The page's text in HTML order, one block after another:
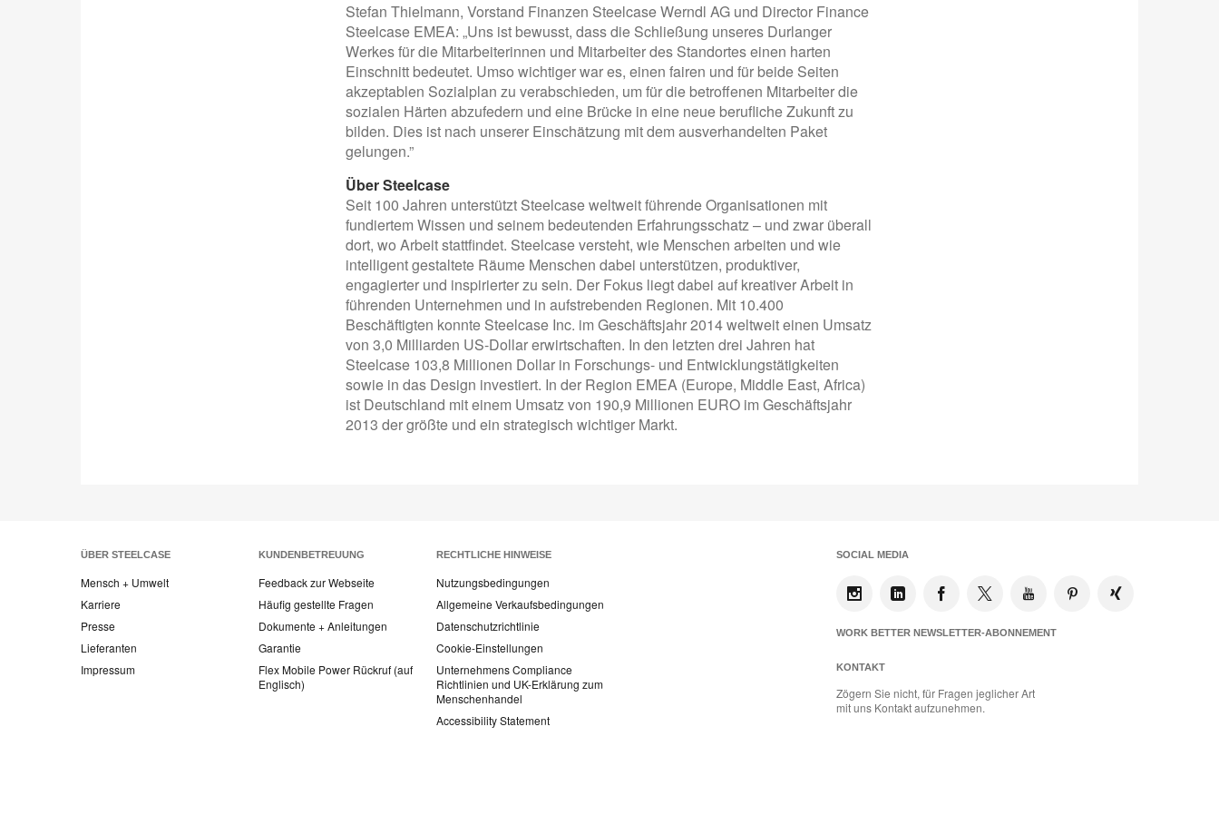
Stefan Thielmann, Vorstand Finanzen Steelcase Werndl AG und Director Finance
Steelcase EMEA: „Uns ist bewusst, dass die Schließung unseres Durlanger
Werkes für die Mitarbeiterinnen und Mitarbeiter des Standortes einen harten
Einschnitt bedeutet. Umso wichtiger war es, einen fairen und für beide Seiten
akzeptablen Sozialplan zu verabschieden, um für die betroffenen Mitarbeiter die
sozialen Härten abzufedern und eine Brücke in eine neue berufliche Zukunft zu
bilden. Dies ist nach unserer Einschätzung mit dem ausverhandelten Paket
gelungen.”
Über Steelcase
Seit 100 Jahren unterstützt Steelcase weltweit führende Organisationen mit
fundiertem Wissen und seinem bedeutenden Erfahrungsschatz – und zwar überall
dort, wo Arbeit stattfindet. Steelcase versteht, wie Menschen arbeiten und wie
intelligent gestaltete Räume Menschen dabei unterstützen, produktiver,
engagierter und inspirierter zu sein. Der Fokus liegt dabei auf kreativer Arbeit in
führenden Unternehmen und in aufstrebenden Regionen. Mit 10.400
Beschäftigten konnte Steelcase Inc. im Geschäftsjahr 2014 weltweit einen Umsatz
von 3,0 Milliarden US-Dollar erwirtschaften. In den letzten drei Jahren hat
Steelcase 103,8 Millionen Dollar in Forschungs- und Entwicklungstätigkeiten
sowie in das Design investiert. In der Region EMEA (Europe, Middle East, Africa)
ist Deutschland mit einem Umsatz von 190,9 Millionen EURO im Geschäftsjahr
2013 der größte und ein strategisch wichtiger Markt.
ÜBER STEELCASE
Mensch + Umwelt
Karriere
Presse
Lieferanten
Impressum
KUNDENBETREUUNG
Feedback zur Webseite
Häufig gestellte Fragen
Dokumente + Anleitungen
Garantie
Flex Mobile Power Rückruf (auf
Englisch)
RECHTLICHE HINWEISE
Nutzungsbedingungen
Allgemeine Verkaufsbedingungen
Datenschutzrichtlinie
Cookie-Einstellungen
Unternehmens Compliance
Richtlinien und UK-Erklärung zum
Menschenhandel
Accessibility Statement
SOCIAL MEDIA
WORK BETTER NEWSLETTER-ABONNEMENT
KONTAKT
Zögern Sie nicht, für Fragen jeglicher Art
mit uns Kontakt aufzunehmen.